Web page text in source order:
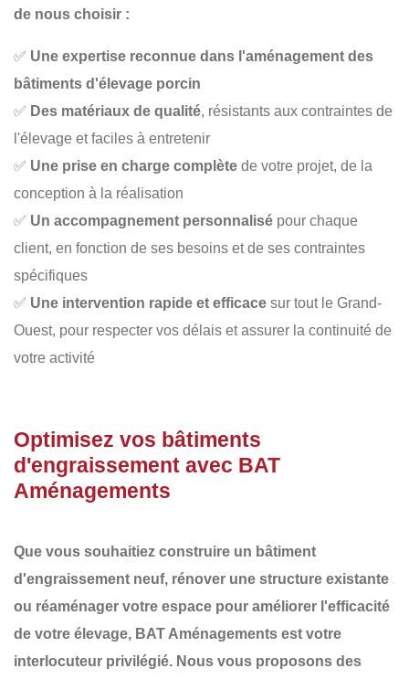
de nous choisir :
✅ Une expertise reconnue dans l'aménagement des
bâtiments d'élevage porcin
✅ Des matériaux de qualité, résistants aux contraintes de
l'élevage et faciles à entretenir
✅ Une prise en charge complète de votre projet, de la
conception à la réalisation
✅ Un accompagnement personnalisé pour chaque
client, en fonction de ses besoins et de ses contraintes
spécifiques
✅ Une intervention rapide et efficace sur tout le Grand-
Ouest, pour respecter vos délais et assurer la continuité de
votre activité
Optimisez vos bâtiments
d'engraissement avec BAT
Aménagements
Que vous souhaitiez construire un bâtiment
d'engraissement neuf, rénover une structure existante
ou réaménager votre espace pour améliorer l'efficacité
de votre élevage, BAT Aménagements est votre
interlocuteur privilégié. Nous vous proposons des